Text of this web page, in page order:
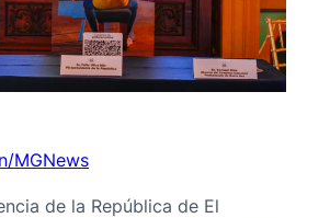
MGNews
de la República de El